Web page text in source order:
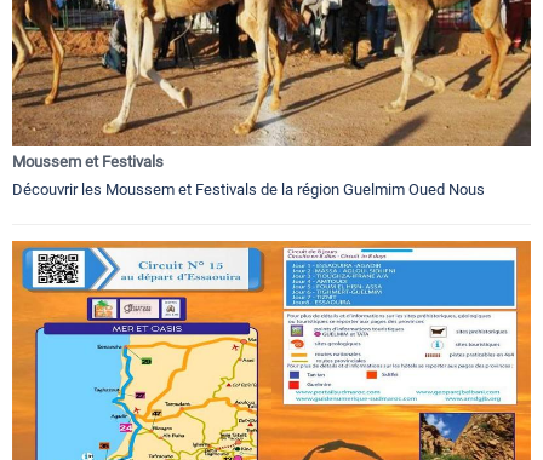
Moussem et Festivals
Découvrir les Moussem et Festivals de la région Guelmim Oued Nous